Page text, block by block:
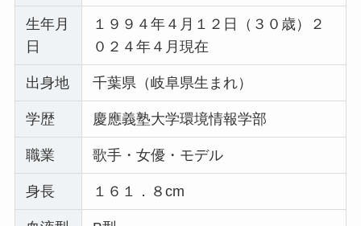
生年月
日
１９９４年４月１２日（３０歳）２
０２４年４月現在
出身地 千葉県（岐阜県生まれ）
学歴 慶應義塾大学環境情報学部
職業 歌手・女優・モデル
身長 １６１．８cm